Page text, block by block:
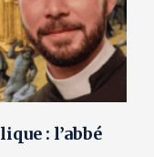
: l’abbé